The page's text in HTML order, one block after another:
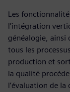
Les
l’intégration
généalogie, ainsi
tous les
production et
la qualité
l’évaluation de